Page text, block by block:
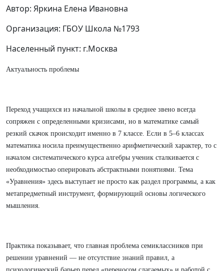
Автор: Яркина Елена Ивановна
Организация: ГБОУ Школа №1793
Населенный пункт: г.Москва
Актуальность проблемы
Переход учащихся из начальной школы в среднее звено всегда
сопряжен с определенными кризисами, но в математике самый
резкий скачок происходит именно в 7 классе. Если в 5–6 классах
математика носила преимущественно арифметический характер, то с
началом систематического курса алгебры ученик сталкивается с
необходимостью оперировать абстрактными понятиями. Тема
«Уравнения» здесь выступает не просто как раздел программы, а как
метапредметный инструмент, формирующий основы логического
мышления.
Практика показывает, что главная проблема семиклассников при
решении уравнений — не отсутствие знаний правил, а